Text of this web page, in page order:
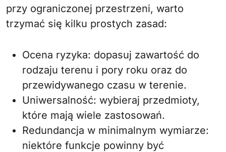
przy ograniczonej przestrzeni, warto
trzymać się kilku prostych zasad:
Ocena ryzyka: dopasuj zawartość do
rodzaju terenu i pory roku oraz do
przewidywanego czasu w terenie.
Uniwersalność: wybieraj przedmioty,
które mają wiele zastosowań.
Redundancja w minimalnym wymiarze:
niektóre funkcje powinny być